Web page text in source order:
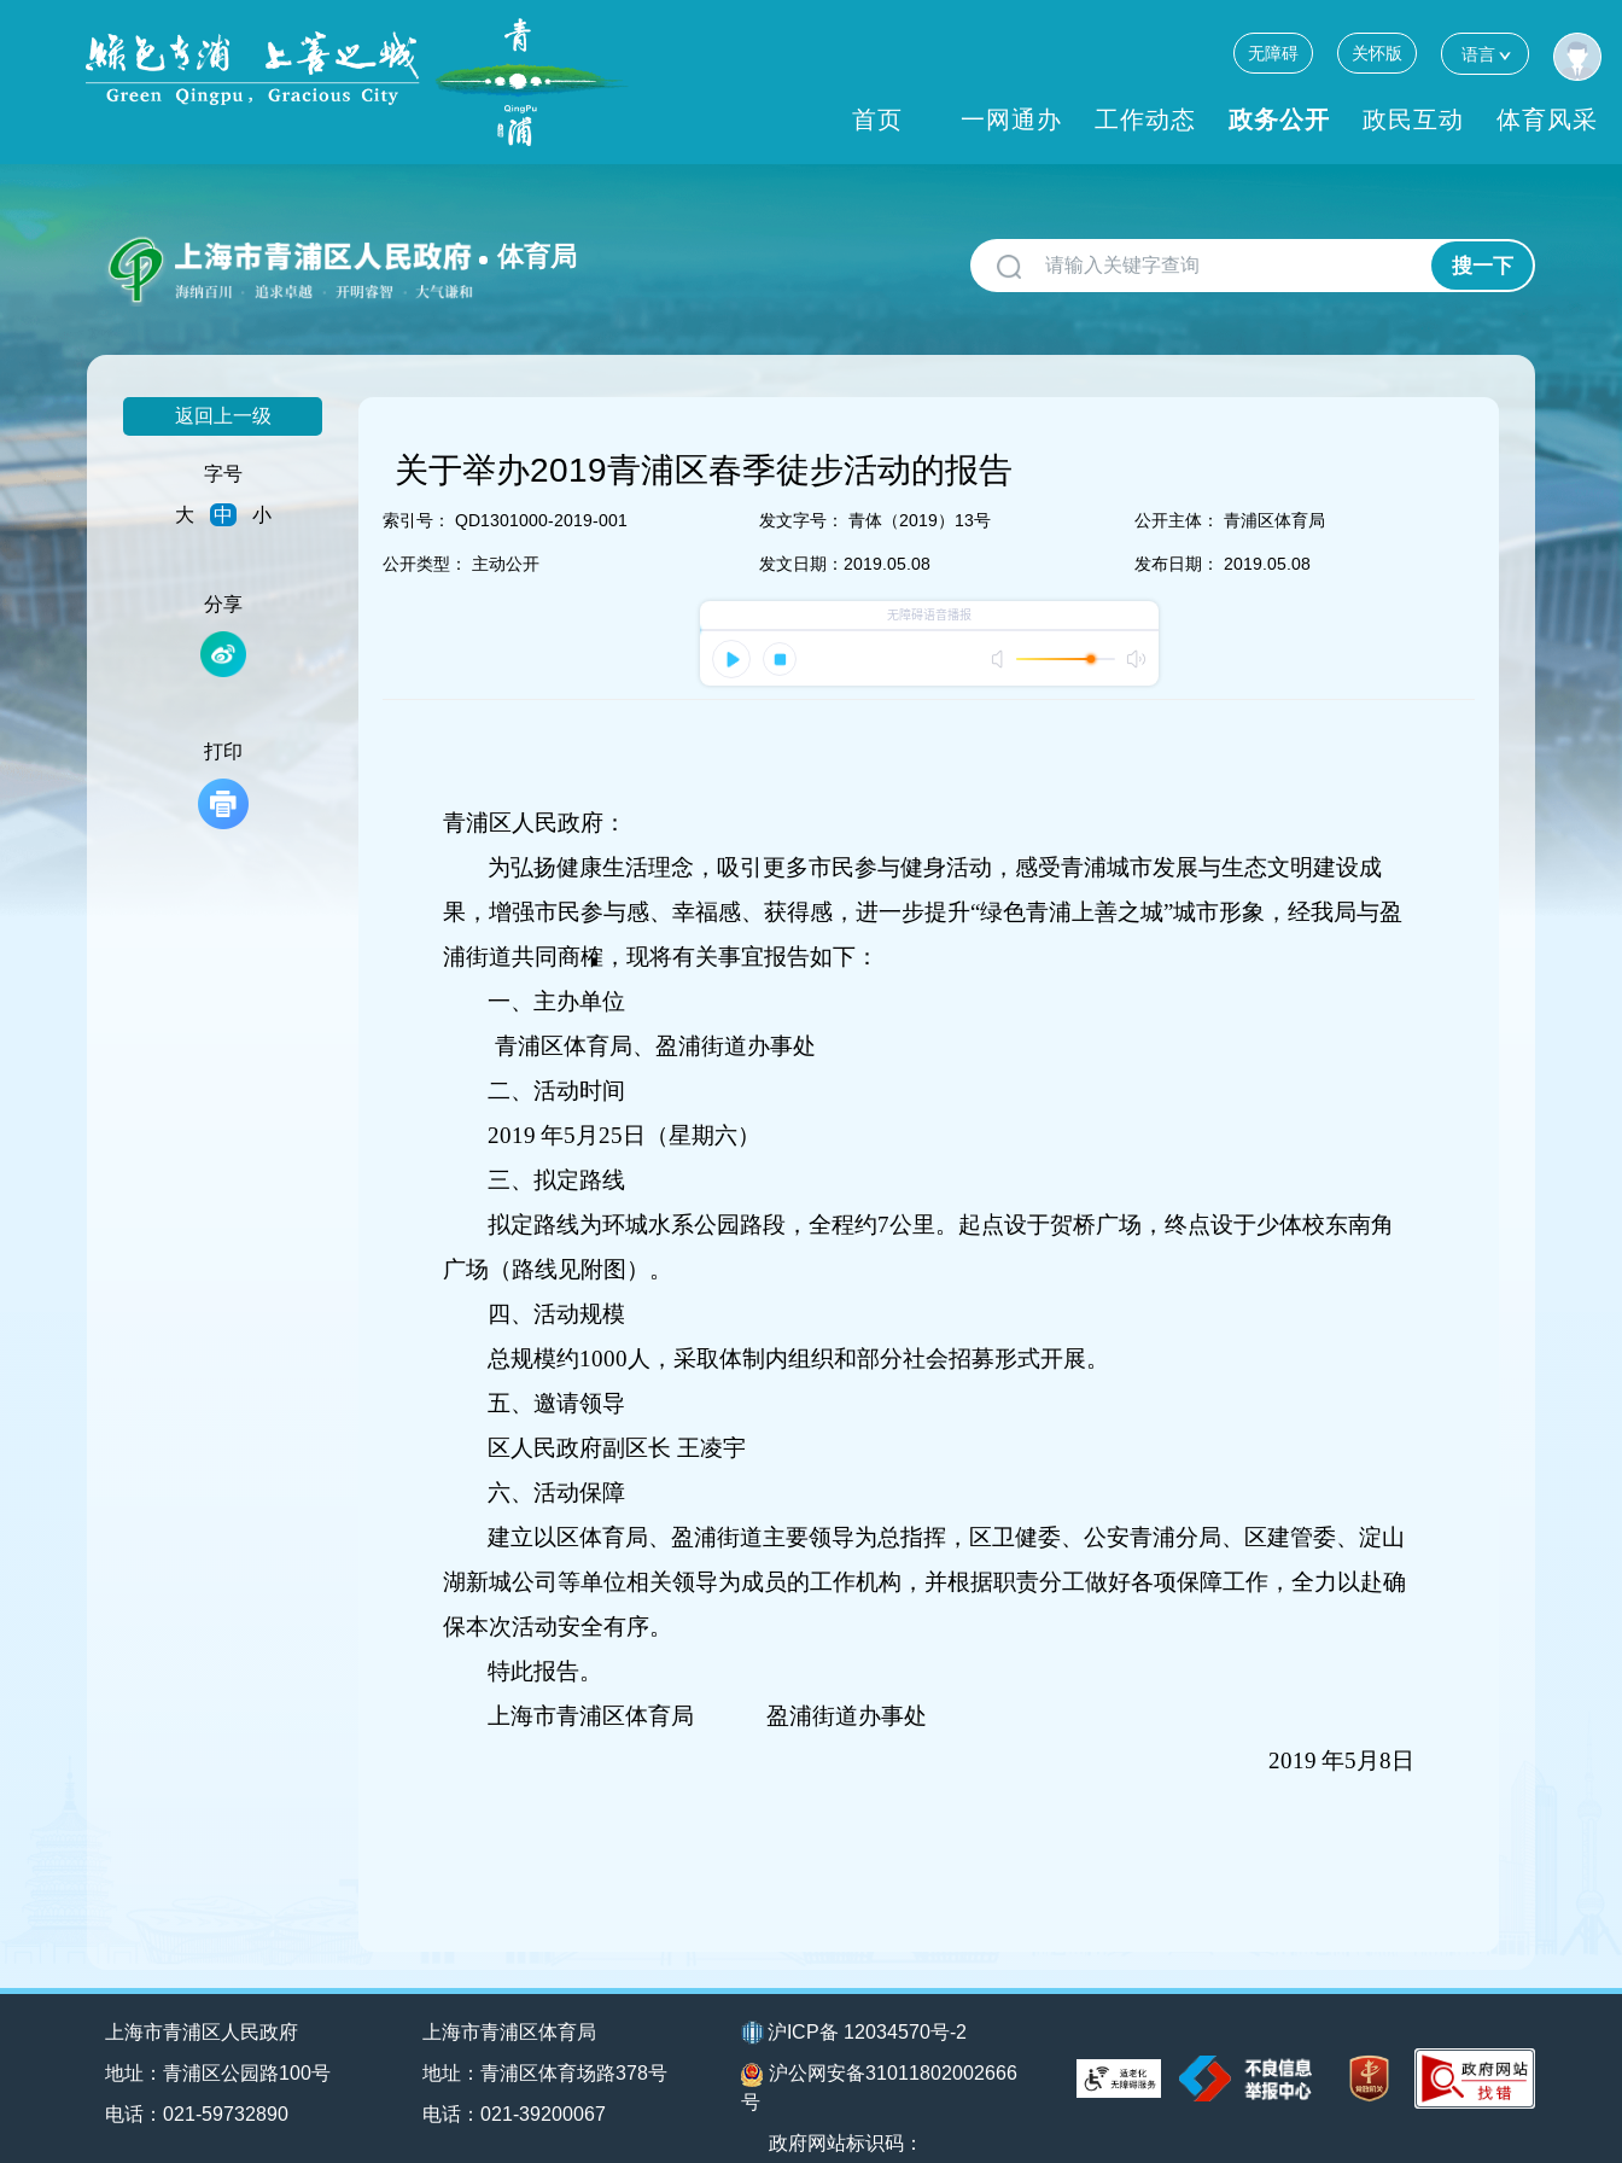
到
主
要
内
无障碍 关怀版 语言
首页 一网通办 工作动态 政务公开 政民互动 体育风采
体育局 搜一下
返回上一级
字号
大
中 小
分享
打印
关于举办2019青浦区春季徒步活动的报告
索引号： QD1301000-2019-001
公开类型： 主动公开
发文字号： 青体（2019）13号
发文日期： 2019.05.08
公开主体： 青浦区体育局
发布日期： 2019.05.08
青浦区人民政府：
为弘扬健康生活理念，吸引更多市民参与健身活动，感受青浦城市发展与生态文明建设成
果，增强市民参与感、幸福感、获得感，进一步提升“绿色青浦上善之城”城市形象，经我局与盈
浦街道共同商榷，现将有关事宜报告如下：
一、主办单位
青浦区体育局、盈浦街道办事处
二、活动时间
2019 年5 月 25 日（星期六）
三、拟定路线
拟定路线为环城水系公园路段，全程约7公里。起点设于贺桥广场，终点设于少体校东南角
广场（路线见附图）。
四、活动规模
总规模约1000 人，采取体制内组织和部分社会招募形式开展。
五、邀请领导
区人民政府副区长 王凌宇
六、活动保障
建立以区体育局、盈浦街道主要领导为总指挥，区卫健委、公安青浦分局、区建管委、淀山
湖新城公司等单位相关领导为成员的工作机构，并根据职责分工做好各项保障工作，全力以赴确
保本次活动安全有序。
特此报告。
上海市青浦区体育局
盈浦街道办事处
2019 年5 月 8 日
上海市青浦区人民政府
地址：青浦区公园路100号
电话：021-59732890
上海市青浦区体育局
地址：青浦区体育场路378号
电话：021-39200067
沪ICP备 12034570号-2
沪公网安备31011802002666
号
政府网站标识码：